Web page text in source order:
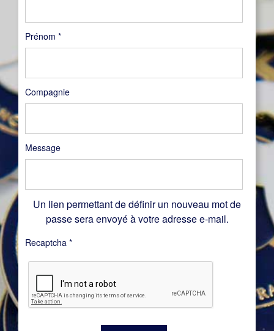
Prénom *
Compagnie
Message
Un lien permettant de définir un nouveau mot de
passe sera envoyé à votre adresse e-mail.
Recaptcha *